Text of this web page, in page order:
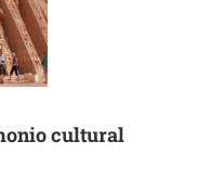
cultural